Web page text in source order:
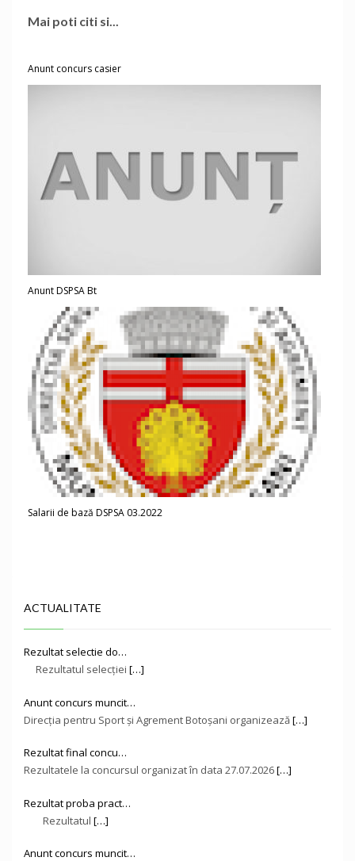
Mai poti citi si...
Anunt concurs casier
Anunt DSPSA Bt
Salarii de bază DSPSA 03.2022
ACTUALITATE
Rezultat selectie do…
Rezultatul selecției […]
Anunt concurs muncit…
Direcţia pentru Sport și Agrement Botoşani organizează[…]
Rezultat final concu…
Rezultatele la concursul organizat în data 27.07.2026[…]
Rezultat proba pract…
Rezultatul […]
Anunt concurs muncit…